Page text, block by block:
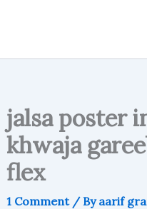
jalsa poster
khwaja
flex
1 Comment / Byaarif